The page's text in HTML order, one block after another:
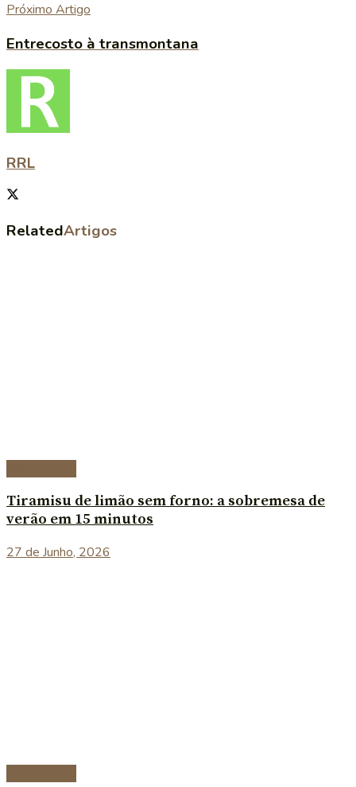
Próximo Artigo
Entrecosto à transmontana
RRL
RelatedArtigos
Tiramisu de limão sem forno: a sobremesa de
verão em 15 minutos
27 de Junho, 2026